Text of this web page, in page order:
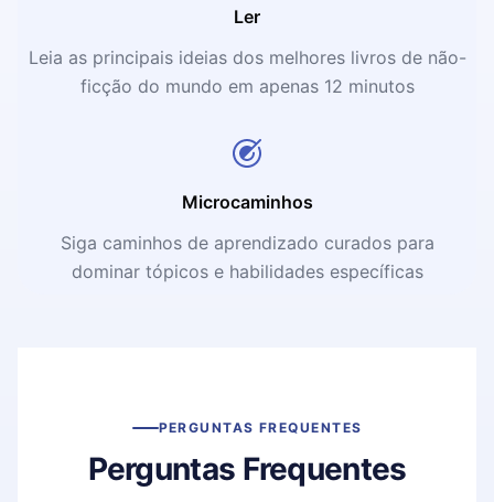
Ler
Leia as principais ideias dos melhores livros de não-
ficção do mundo em apenas 12 minutos
Microcaminhos
Siga caminhos de aprendizado curados para
dominar tópicos e habilidades específicas
PERGUNTAS FREQUENTES
Perguntas Frequentes